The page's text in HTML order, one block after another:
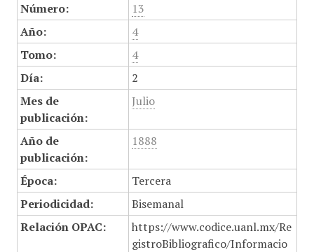
Número:
13
Año:
4
Tomo:
4
Día:
2
Mes de
publicación:
Julio
Año de
publicación:
1888
Época:
Tercera
Periodicidad:
Bisemanal
Relación OPAC:
https://www.codice.uanl.mx/Re
gistroBibliografico/Informacio